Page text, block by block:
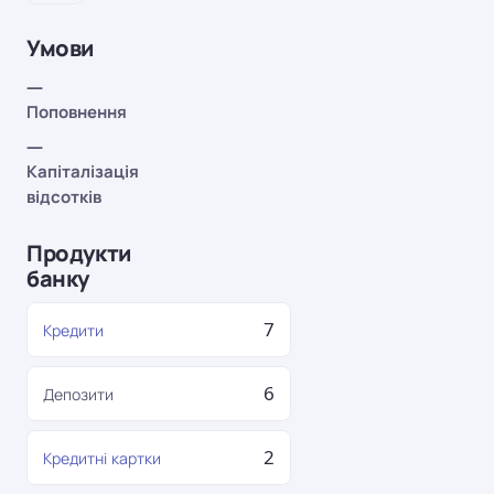
Умови
—
Поповнення
—
Капіталізація
відсотків
Продукти
банку
Кредити 7
Депозити 6
Кредитні картки 2